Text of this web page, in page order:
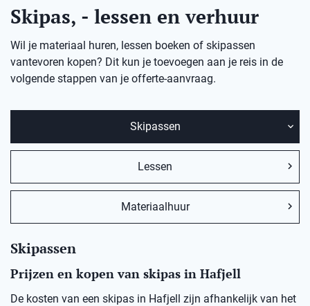
Skipas, - lessen en verhuur
Wil je materiaal huren, lessen boeken of skipassen
vantevoren kopen? Dit kun je toevoegen aan je reis in de
volgende stappen van je offerte-aanvraag.
Skipassen
Lessen
Materiaalhuur
Skipassen
Prijzen en kopen van skipas in Hafjell
De kosten van een skipas in Hafjell zijn afhankelijk van het